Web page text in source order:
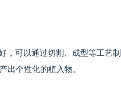
，可以通过切割、成型等工艺
出个性化的植入物。